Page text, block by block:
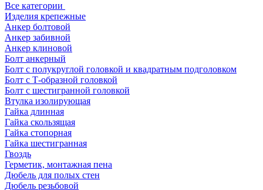
Все категории
Изделия крепежные
Анкер болтовой
Анкер забивной
Анкер клиновой
Болт анкерный
Болт с полукруглой головкой и квадратным подголовком
Болт с Т-образной головкой
Болт с шестигранной головкой
Втулка изолирующая
Гайка длинная
Гайка скользящая
Гайка стопорная
Гайка шестигранная
Гвоздь
Герметик, монтажная пена
Дюбель для полых стен
Дюбель резьбовой